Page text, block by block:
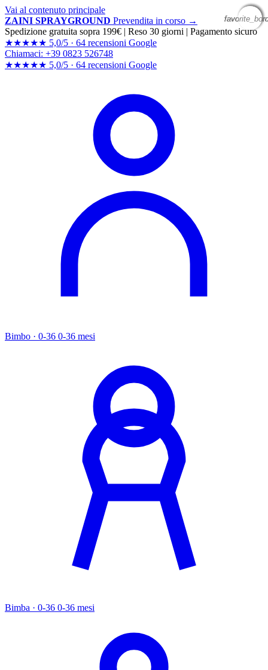
Vai al contenuto principale
ZAINI SPRAYGROUND Prevendita in corso →
Spedizione gratuita sopra 199€ | Reso 30 giorni | Pagamento sicuro
★★★★★ 5,0/5 · 64 recensioni Google
Chiamaci: +39 0823 526748
★★★★★ 5,0/5 · 64 recensioni Google
Bimbo · 0-36 0-36 mesi
Bimba · 0-36 0-36 mesi